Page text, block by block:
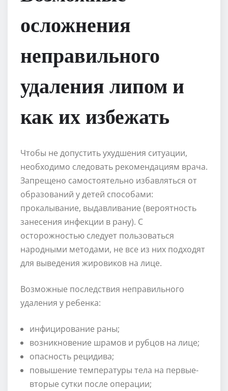
осложнения
неправильного
удаления липом и
как их избежать
Чтобы не допустить ухудшения ситуации,
необходимо следовать рекомендациям врача.
Запрещено самостоятельно избавляться от
образований у детей способами:
прокалывание, выдавливание (вероятность
занесения инфекции в рану). С
осторожностью следует пользоваться
народными методами, не все из них подходят
для выведения жировиков на лице.
Возможные последствия неправильного
удаления у ребенка:
инфицирование раны;
возникновение шрамов и рубцов на лице;
опасность рецидива;
повышение температуры тела на первые-
вторые сутки после операции;